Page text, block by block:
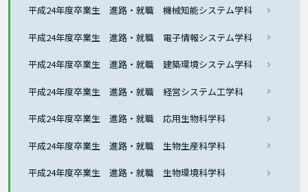
平成24年度卒業生 進路・就職 機械知能システム学科
平成24年度卒業生 進路・就職 電子情報システム学科
平成24年度卒業生 進路・就職 建築環境システム学科
平成24年度卒業生 進路・就職 経営システム工学科
平成24年度卒業生 進路・就職 応用生物科学科
平成24年度卒業生 進路・就職 生物生産科学科
平成24年度卒業生 進路・就職 生物環境科学科